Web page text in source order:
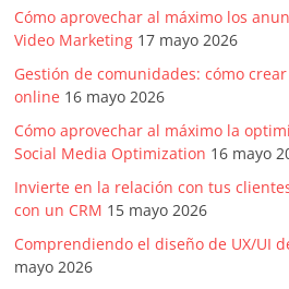
Cómo aprovechar al máximo los
Video Marketing 17 mayo 2026
Gestión de comunidades: cómo
online 16 mayo 2026
Cómo aprovechar al máximo la
Social Media Optimization 16 mayo
Invierte en la relación con tus
con un CRM 15 mayo 2026
Comprendiendo el diseño de UX/UI
mayo 2026